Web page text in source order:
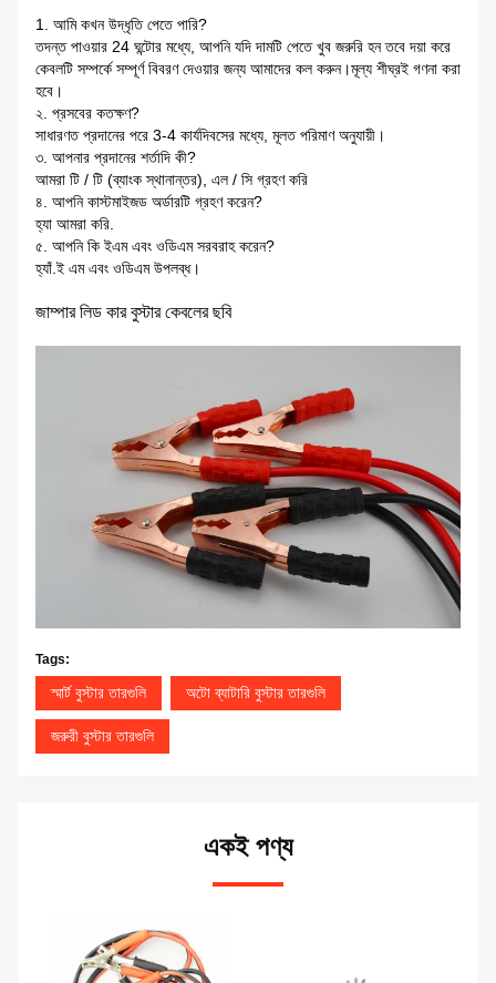
1. আমি কখন উদ্ধৃতি পেতে পারি?
তদন্ত পাওয়ার 24 ঘন্টাের মধ্যে, আপনি যদি দামটি পেতে খুব জরুরি হন তবে দয়া করে
কেবলটি সম্পর্কে সম্পূর্ণ বিবরণ দেওয়ার জন্য আমাদের কল করুন।মূল্য শীঘ্রই গণনা করা
হবে।
২. প্রসবের কতক্ষণ?
সাধারণত প্রদানের পরে 3-4 কার্যদিবসের মধ্যে, মূলত পরিমাণ অনুযায়ী।
৩. আপনার প্রদানের শর্তাদি কী?
আমরা টি / টি (ব্যাংক স্থানান্তর), এল / সি গ্রহণ করি
৪. আপনি কাস্টমাইজড অর্ডারটি গ্রহণ করেন?
হ্যা আমরা করি.
৫. আপনি কি ইএম এবং ওডিএম সরবরাহ করেন?
হ্যাঁ.ই এম এবং ওডিএম উপলব্ধ।
জাম্পার লিড কার বুস্টার কেবলের ছবি
Tags:
স্মার্ট বুস্টার তারগুলি অটো ব্যাটারি বুস্টার তারগুলি
জরুরী বুস্টার তারগুলি
একই পণ্য